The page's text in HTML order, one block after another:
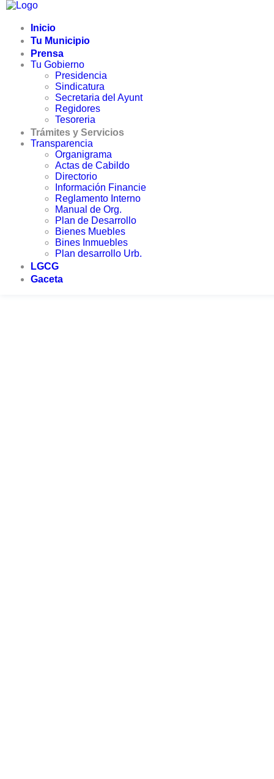
Inicio
Tu Municipio
Prensa
Tu Gobierno
Presidencia
Sindicatura
Secretaria del Ayunt
Regidores
Tesoreria
Trámites y Servicios
Transparencia
Organigrama
Actas de Cabildo
Directorio
Información Financie
Reglamento Interno
Manual de Org.
Plan de Desarrollo
Bienes Muebles
Bines Inmuebles
Plan desarrollo Urb.
LGCG
Gaceta
CUENTA PUBLICA